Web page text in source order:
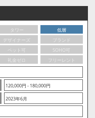
タワー
低層
デザイナーズ
ブランド
ペット可
SOHO可
礼金ゼロ
フリーレント
120,000円 - 180,000円
2023年6月